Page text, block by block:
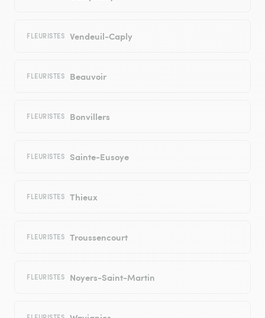
FLEURISTES Vendeuil-Caply
FLEURISTES Beauvoir
FLEURISTES Bonvillers
FLEURISTES Sainte-Eusoye
FLEURISTES Thieux
FLEURISTES Troussencourt
FLEURISTES Noyers-Saint-Martin